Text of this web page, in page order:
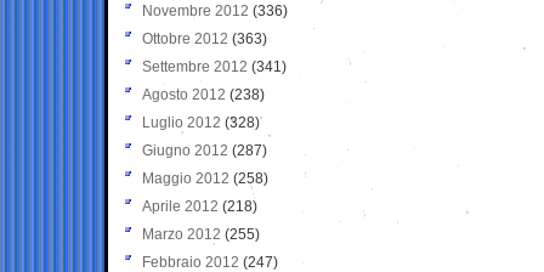
Novembre 2012 (336)
Ottobre 2012 (363)
Settembre 2012 (341)
Agosto 2012 (238)
Luglio 2012 (328)
Giugno 2012 (287)
Maggio 2012 (258)
Aprile 2012 (218)
Marzo 2012 (255)
Febbraio 2012 (247)